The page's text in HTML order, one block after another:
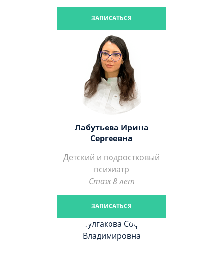
ЗАПИСАТЬСЯ
Лабутьева Ирина
Сергеевна
Детский и подростковый
психиатр
Стаж 8 лет
ЗАПИСАТЬСЯ